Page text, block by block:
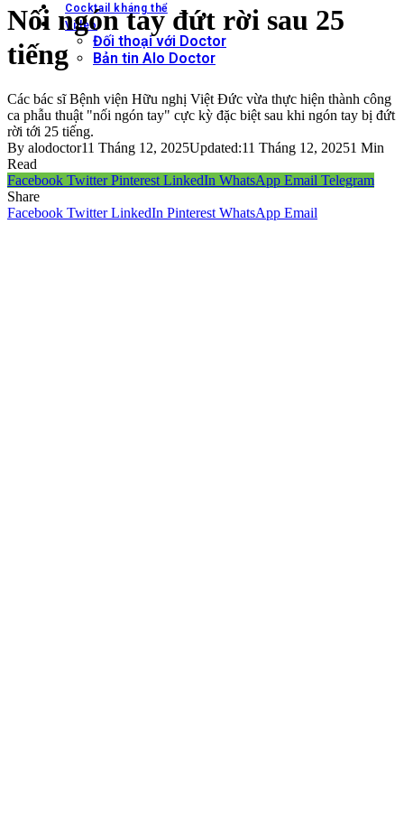
Cocktail kháng thể
Video
Đối thoại với Doctor
Bản tin Alo Doctor
Nối ngón tay đứt rời sau 25
tiếng
Các bác sĩ Bệnh viện Hữu nghị Việt Đức vừa thực hiện thành công
ca phẫu thuật "nối ngón tay" cực kỳ đặc biệt sau khi ngón tay bị đứt
rời tới 25 tiếng.
By alodoctor11 Tháng 12, 2025Updated:11 Tháng 12, 20251 Min
Read
Facebook Twitter Pinterest LinkedIn WhatsApp Email Telegram
Share
Facebook Twitter LinkedIn Pinterest WhatsApp Email